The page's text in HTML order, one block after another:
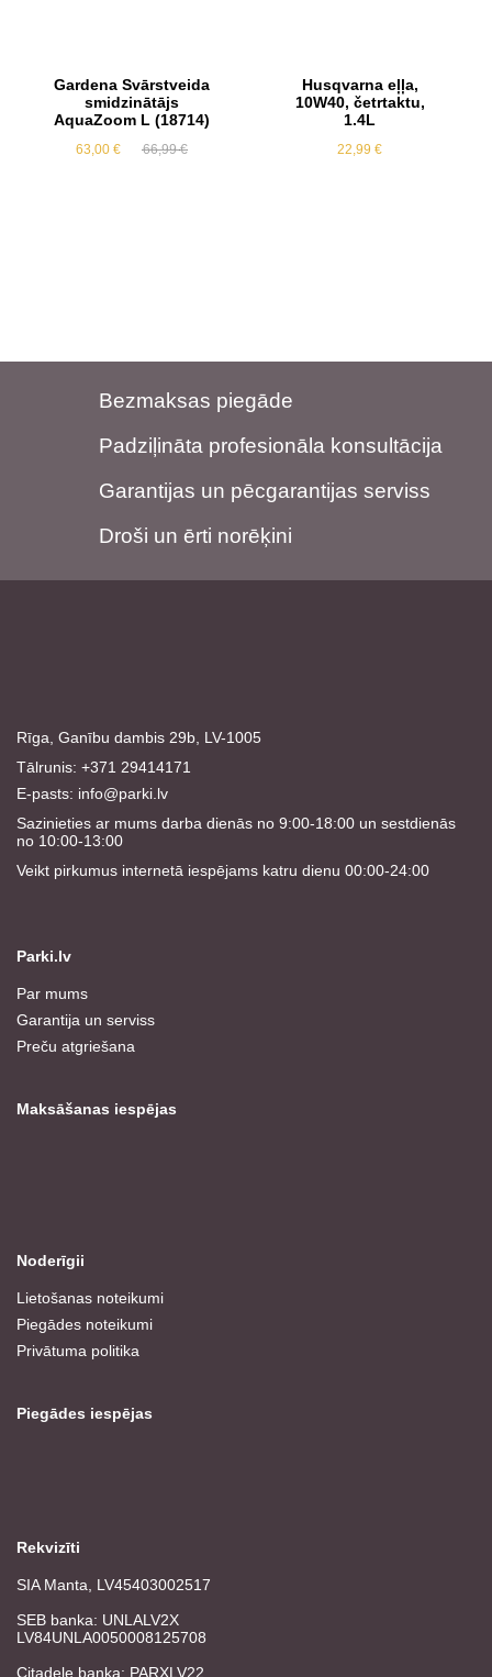
Gardena Svārstveida
smidzinātājs
AquaZoom L (18714)
66,99€Original
63,00 €
Current
Husqvarna eļļa,
10W40, četrtaktu,
1.4L
22,99 €
Bezmaksas piegāde
Padziļināta profesionāla konsultācija
Garantijas un pēcgarantijas serviss
Droši un ērti norēķini
Rīga, Ganību dambis 29b, LV-1005
Tālrunis: +371 29414171
E-pasts: info@parki.lv
Sazinieties ar mums darba dienās no 9:00-18:00 un sestdienās
no 10:00-13:00
Veikt pirkumus internetā iespējams katru dienu 00:00-24:00
Parki.lv
Par mums
Garantija un serviss
Preču atgriešana
Maksāšanas iespējas
Noderīgii
Lietošanas noteikumi
Piegādes noteikumi
Privātuma politika
Piegādes iespējas
Rekvizīti
SIA Manta, LV45403002517
SEB banka: UNLALV2X
LV84UNLA0050008125708
Citadele banka: PARXLV22